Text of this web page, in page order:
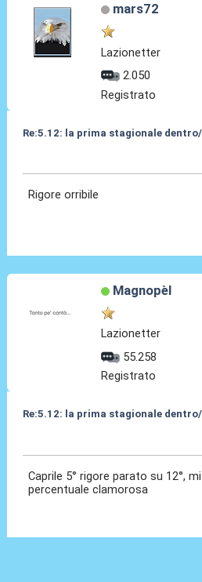
mars72
Lazionetter
2.050
Registrato
Re:5.12: la prima stagionale
Rigore orribile
Magnopèl
Lazionetter
55.258
Registrato
Re:5.12: la prima stagionale
Caprile 5° rigore parato su 12°,
percentuale clamorosa